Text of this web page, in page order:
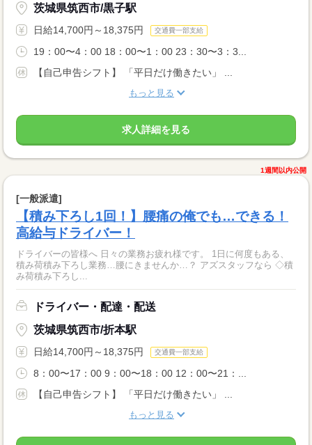
茨城県筑西市/黒子駅
日給14,700円～18,375円 交通費一部支給
19：00〜4：00 18：00〜1：00 23：30〜3：3...
【自己申告シフト】 「平日だけ働きたい」 ...
もっと見る
求人詳細を見る
1週間以内公開
[一般派遣]
【積み下ろし1回！】腰痛の俺でも…できる！
高給与ドライバー！
ドライバーの皆様へ 日々の業務お疲れ様です。 1日に何度もある、
積み荷積み下ろし業務…腰にきませんか…？ アズスタッフなら ◇積
み荷積み下ろし...
ドライバー・配達・配送
茨城県筑西市/折本駅
日給14,700円～18,375円 交通費一部支給
8：00〜17：00 9：00〜18：00 12：00〜21：...
【自己申告シフト】 「平日だけ働きたい」 ...
もっと見る